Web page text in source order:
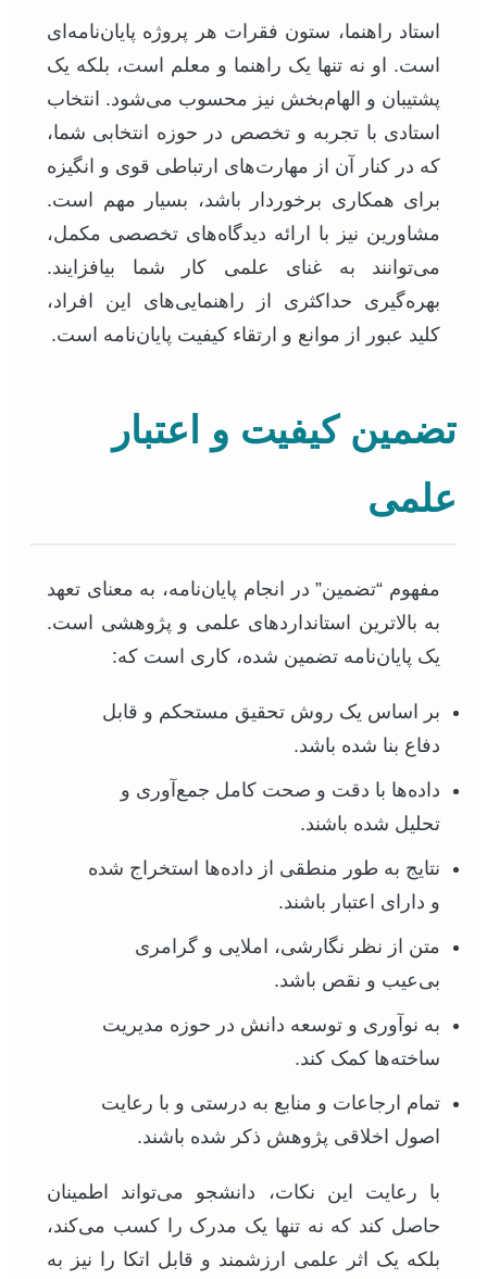
استاد راهنما، ستون فقرات هر پروژه پایان‌نامه‌ای
است. او نه تنها یک راهنما و معلم است، بلکه یک
پشتیبان و الهام‌بخش نیز محسوب می‌شود. انتخاب
استادی با تجربه و تخصص در حوزه انتخابی شما،
که در کنار آن از مهارت‌های ارتباطی قوی و انگیزه
برای همکاری برخوردار باشد، بسیار مهم است.
مشاورین نیز با ارائه دیدگاه‌های تخصصی مکمل،
می‌توانند به غنای علمی کار شما بیافزایند.
بهره‌گیری حداکثری از راهنمایی‌های این افراد،
کلید عبور از موانع و ارتقاء کیفیت پایان‌نامه است.
تضمین کیفیت و اعتبار
علمی
مفهوم “تضمین” در انجام پایان‌نامه، به معنای تعهد
به بالاترین استانداردهای علمی و پژوهشی است.
یک پایان‌نامه تضمین شده، کاری است که:
بر اساس یک روش تحقیق مستحکم و قابل
دفاع بنا شده باشد.
داده‌ها با دقت و صحت کامل جمع‌آوری و
تحلیل شده باشند.
نتایج به طور منطقی از داده‌ها استخراج شده
و دارای اعتبار باشند.
متن از نظر نگارشی، املایی و گرامری
بی‌عیب و نقص باشد.
به نوآوری و توسعه دانش در حوزه مدیریت
ساخته‌ها کمک کند.
تمام ارجاعات و منابع به درستی و با رعایت
اصول اخلاقی پژوهش ذکر شده باشند.
با رعایت این نکات، دانشجو می‌تواند اطمینان
حاصل کند که نه تنها یک مدرک را کسب می‌کند،
بلکه یک اثر علمی ارزشمند و قابل اتکا را نیز به